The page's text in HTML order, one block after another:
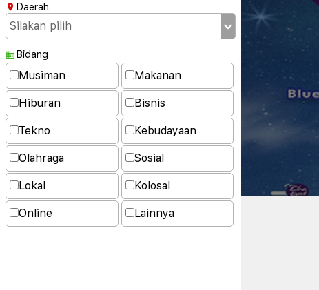
Daerah
Bidang
Musiman Makanan
Hiburan Bisnis
Tekno Kebudayaan
Olahraga Sosial
Lokal Kolosal
Online Lainnya